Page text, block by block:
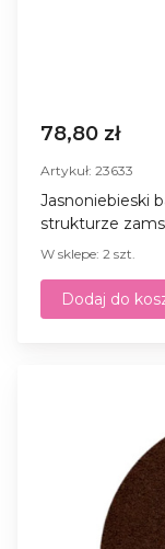
78,80 zł
Artykuł: 23633
Jasnoniebieski
strukturze
W sklepe: 2 szt.
Dodaj do